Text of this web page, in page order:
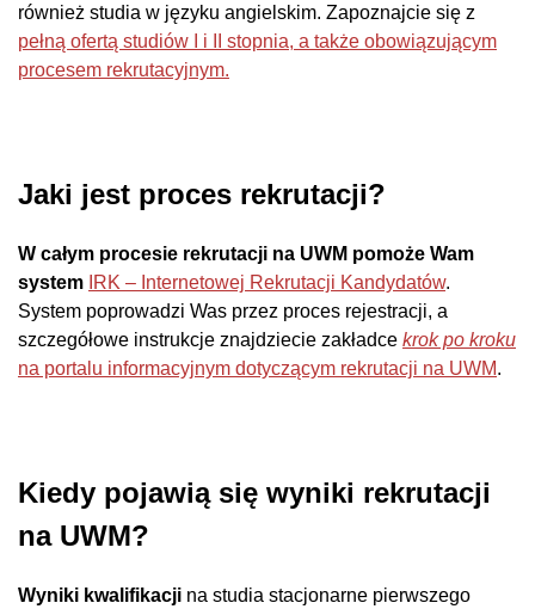
również studia w języku angielskim. Zapoznajcie się z
pełną ofertą studiów I i II stopnia, a także obowiązującym
procesem rekrutacyjnym.
Jaki jest proces rekrutacji?
W całym procesie rekrutacji na UWM pomoże Wam
system IRK – Internetowej Rekrutacji Kandydatów.
System poprowadzi Was przez proces rejestracji, a
szczegółowe instrukcje znajdziecie zakładce krok po kroku
na portalu informacyjnym dotyczącym rekrutacji na UWM.
Kiedy pojawią się wyniki rekrutacji
na UWM?
Wyniki kwalifikacji na studia stacjonarne pierwszego